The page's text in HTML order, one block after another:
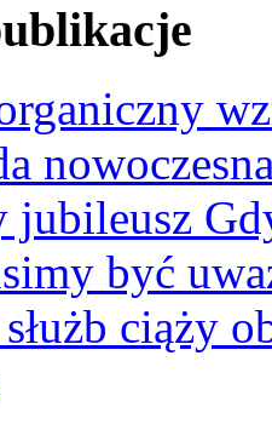
jubileusz
być
służb ciąży